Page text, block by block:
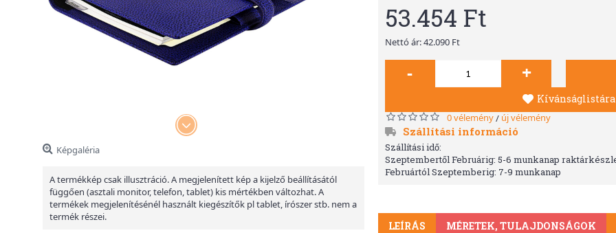
Képgaléria
A termékkép csak illusztráció. A megjelenített kép a kijelző beállításától
függően (asztali monitor, telefon, tablet) kis mértékben változhat. A
termékek megjelenítésénél használt kiegészítők pl tablet, írószer stb. nem a
termék részei.
53.454 Ft
Nettó ár: 42.090 Ft
- +
Kívánságlistára
0 vélemény/ új vélemény
Szállítási információ
Szállítási idő:
Szeptembertől Februárig: 5-6 munkanap
Februártól Szeptemberig: 7-9 munkanap
LEÍRÁS MÉRETEK, TULAJDONSÁGOK